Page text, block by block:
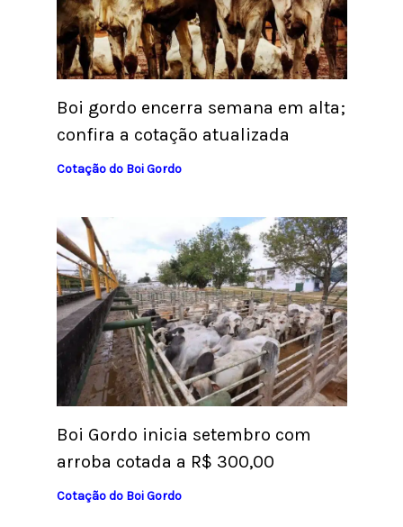
Boi gordo encerra semana em alta;
confira a cotação atualizada
Cotação do Boi Gordo
Boi Gordo inicia setembro com
arroba cotada a R$ 300,00
Cotação do Boi Gordo